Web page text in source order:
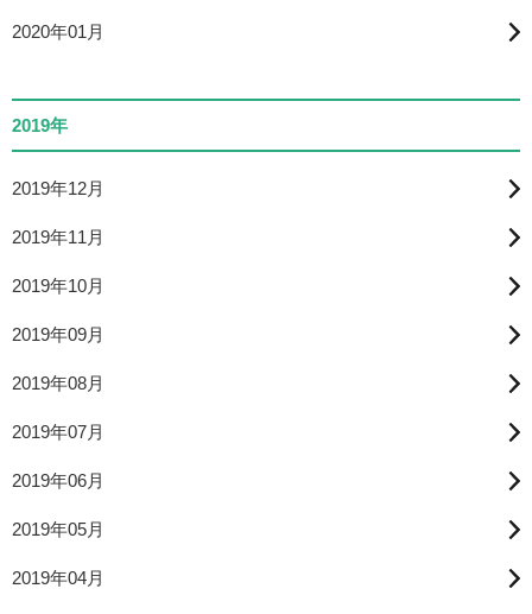
2020年01月
2019年
2019年12月
2019年11月
2019年10月
2019年09月
2019年08月
2019年07月
2019年06月
2019年05月
2019年04月